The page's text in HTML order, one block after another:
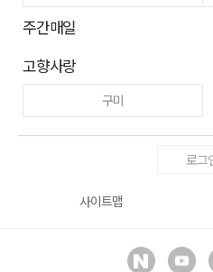
주간매일
고향사랑
구미
로그
사이트맵